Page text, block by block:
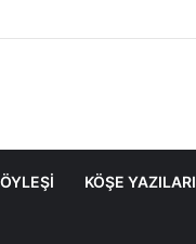
KÖŞE YAZILARI